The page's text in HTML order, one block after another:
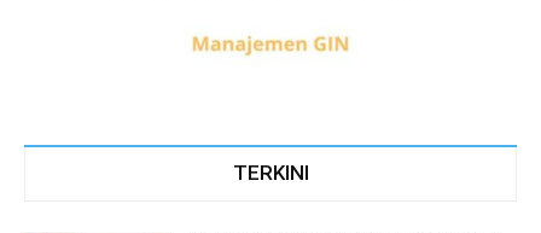
TERKINI